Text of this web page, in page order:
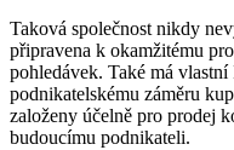
Taková společnost nikdy
připravena k okamžitému
pohledávek. Také má
podnikatelskému záměru
založeny účelně pro prodej
budoucímu podnikateli.